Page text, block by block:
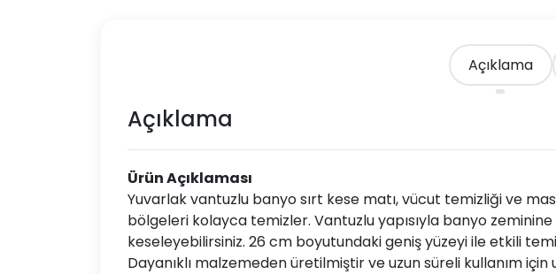
Açıklama
Açıklama
Ürün Açıklaması
Yuvarlak vantuzlu banyo sırt kese matı, vücut temizliği ve
bölgeleri kolayca temizler. Vantuzlu yapısıyla banyo
keseleyebilirsiniz. 26 cm boyutundaki geniş yüzeyi ile etkili
Dayanıklı malzemeden üretilmiştir ve uzun süreli kullanım için